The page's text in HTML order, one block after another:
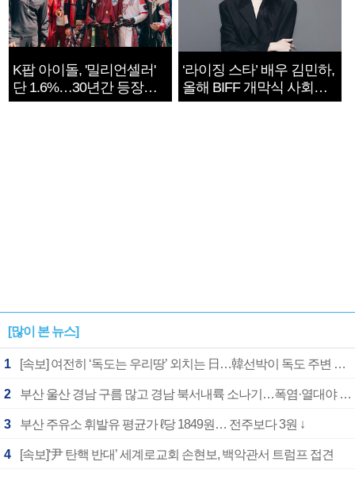
K팝 아이돌, '밀리언셀러'
단 1.6%…30년간 등장
1182개팀 전수조사
‘라이징 스타’ 배우 김민하,
올해 BIFF 개막식 사회자
확정
[많이 본 뉴스]
1 [속보] 여전히 ‘독도는 우리땅’ 외치는 日…韓선박이 독도 주변 해양조사 활동하자 반발
2 부산 울산 경남 구름 많고 경남 북서내륙 소나기…폭염·열대야 계속
3 부산 주유소 휘발유 평균가 ℓ당 1849원… 전주보다 3원 ↓
4 [속보]‘尹 탄핵 반대’ 세계로교회 손현보, 백악관서 트럼프 접견